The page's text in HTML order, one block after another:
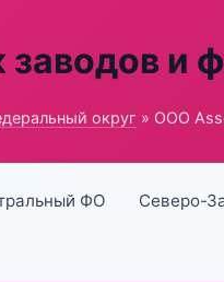
заводов и
округ » ООО
ФО Северо-